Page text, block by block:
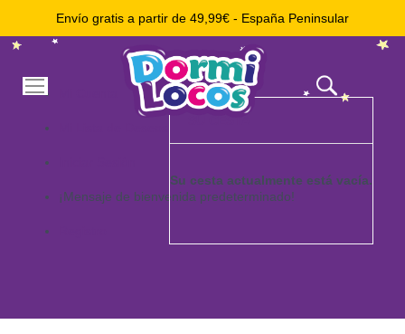
Envío gratis a partir de 49,99€ - España Peninsular
Mi
cesta
Su cesta actualmente está vacía.
¡Mensaje de bienvenida predeterminado!
contenido